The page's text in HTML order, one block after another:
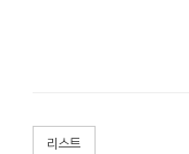
리스트